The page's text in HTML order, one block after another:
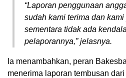
“Laporan penggunaan
sudah kami terima dan
sementara tidak ada
pelaporannya,” jelasnya.
Ia menambahkan, peran
menerima laporan tembusan